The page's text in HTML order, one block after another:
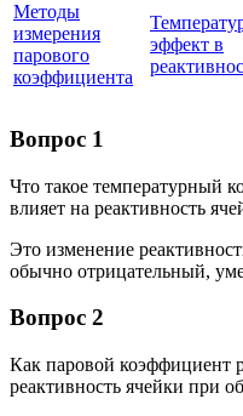
Методы
измерения
парового
коэффициента
эффект в
Вопрос 1
Что такое температурный
влияет на реактивность
Это изменение
обычно отрицательный,
Вопрос 2
Как паровой коэффициент
реактивность ячейки при